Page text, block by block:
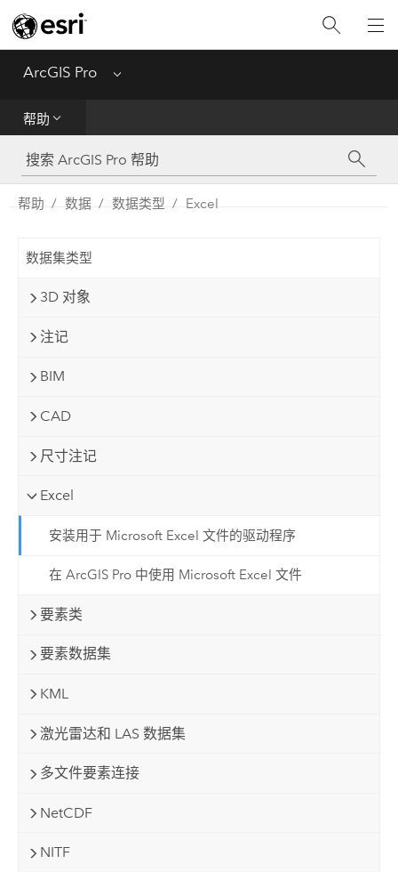
ArcGIS Pro Menu
帮助
工具参考
Python
帮助 数据 数据类型 Excel
数据集类型
3D 对象
注记
BIM
CAD
尺寸注记
Excel
安装用于 Microsoft Excel 文件的驱动程序
在 ArcGIS Pro 中使用 Microsoft Excel 文件
要素类
要素数据集
KML
激光雷达和 LAS 数据集
多文件要素连接
NetCDF
NITF